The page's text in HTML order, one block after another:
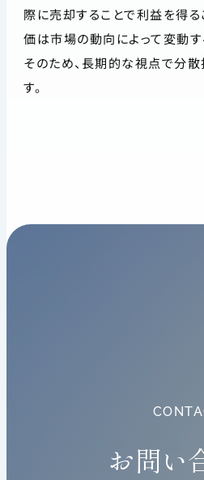
際に売却することで利益を得る
価は市場の動向によって変動す
そのため、長期的な視点で分
す。
お問い